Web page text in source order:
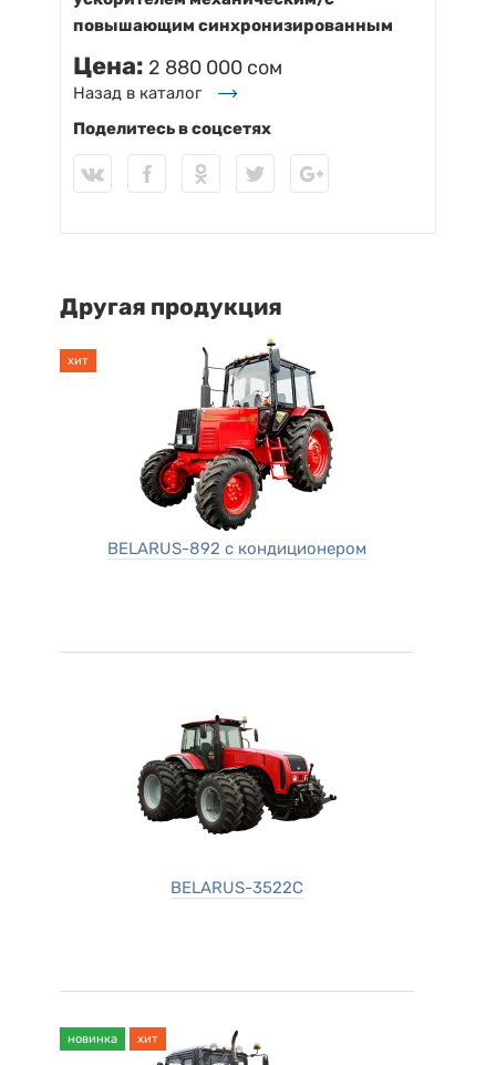
повышающим синхронизированным
Цена: 2 880 000 сом
Назад в каталог
Поделитесь в соцсетях
Другая продукция
BELARUS-892 с кондиционером
хит
BELARUS-3522C
новинка хит